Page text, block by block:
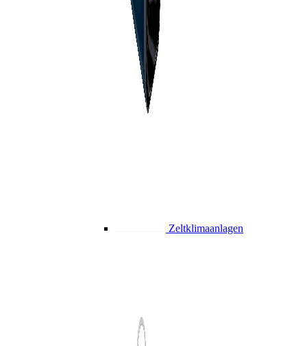
Zeltklimaanlagen